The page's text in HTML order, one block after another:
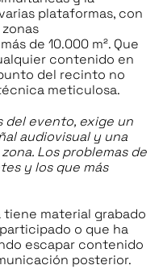
plataformas, con
de 10.000 m². Que
contenido en
del recinto no
meticulosa.
del evento, exige un
audiovisual y una
Los problemas de
y los que más
tiene material grabado
o que ha
escapar contenido
posterior.